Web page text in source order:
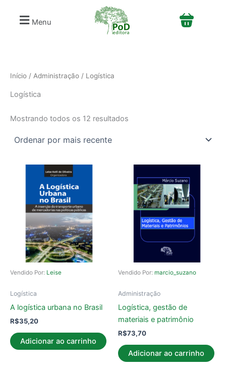
Menu
n
u
a
Início / Administração / Logística
Logística
Mostrando todos os 12 resultados
recente
Vendido Por: Leise
Logística
A logística urbana no Brasil
R$35,20
Adicionar ao carrinho
Vendido Por: marcio_suzano
Administração
Logística, gestão de
materiais e patrimônio
R$73,70
Adicionar ao carrinho